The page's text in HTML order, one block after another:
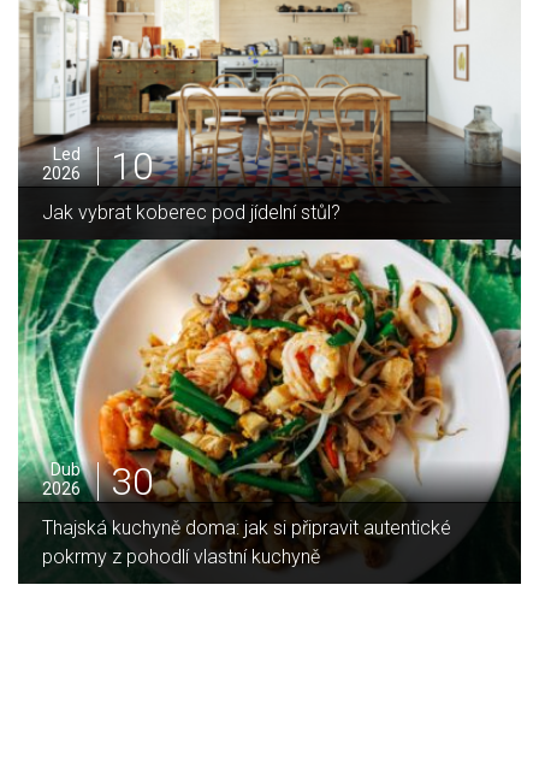
Pro
2025
05
Jak zvládnout vánoční úklid bez námahy
Led
2026
16
Jaký je rozdíl mezi indukční a sklokeramickou
deskou?